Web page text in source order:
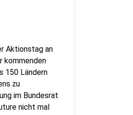
Aktionstag an
kommenden
150 Ländern
zu
im Bundesrat
nicht mal